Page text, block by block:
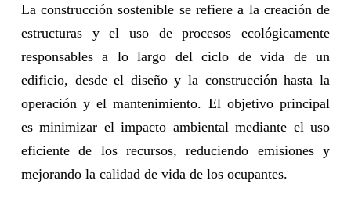
La construcción sostenible se refiere a la creación de
estructuras y el uso de procesos ecológicamente
responsables a lo largo del ciclo de vida de un
edificio, desde el diseño y la construcción hasta la
operación y el mantenimiento. El objetivo principal
es minimizar el impacto ambiental mediante el uso
eficiente de los recursos, reduciendo emisiones y
mejorando la calidad de vida de los ocupantes.